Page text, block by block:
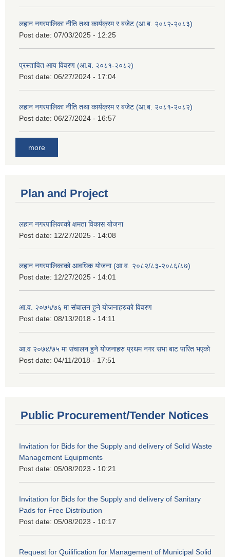
लहान नगरपालिका नीति तथा कार्यक्रम र बजेट (आ.ब. २०८२-२०८३)
Post date: 07/03/2025 - 12:25
प्रस्तावित आय विवरण (आ.ब. २०८१-२०८२)
Post date: 06/27/2024 - 17:04
लहान नगरपालिका नीति तथा कार्यक्रम र बजेट (आ.ब. २०८१-२०८२)
Post date: 06/27/2024 - 16:57
more
Plan and Project
लहान नगरपालिकाको क्षमता विकास योजना
Post date: 12/27/2025 - 14:08
लहान नगरपालिकाको आवधिक योजना (आ.व. २०८२/८३-२०८६/८७)
Post date: 12/27/2025 - 14:01
आ.व. २०७५/७६ मा संचालन हुने योजनाहरुको विवरण
Post date: 08/13/2018 - 14:11
आ.व २०७४/७५ मा संचालन हुने योजनाहरु प्रथम नगर सभा बाट पारित भएको
Post date: 04/11/2018 - 17:51
Public Procurement/Tender Notices
Invitation for Bids for the Supply and delivery of Solid Waste
Management Equipments
Post date: 05/08/2023 - 10:21
Invitation for Bids for the Supply and delivery of Sanitary
Pads for Free Distribution
Post date: 05/08/2023 - 10:17
Request for Quilification for Management of Municipal Solid